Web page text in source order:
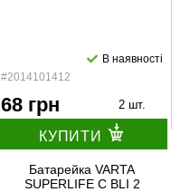
#2014101412
В наявності
68 грн 2 шт.
КУПИТИ
Батарейка VARTA
SUPERLIFE C BLI 2